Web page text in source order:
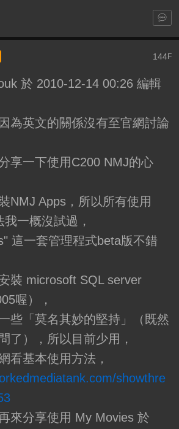
144F
於 2010-12-14 00:26 編輯
為英文的關係沒有至官網討論
享一下使用C200 NMJ的心
NMJ Apps，所以所有使用
一概沒試過，
這一套管理程式beta版不錯
裝 microsoft SQL server
喔），
些「莫名其妙的堅持」（既然
了），所以目前少用，
看基本使用方法，
showthre
來分享使用 My Movies 於